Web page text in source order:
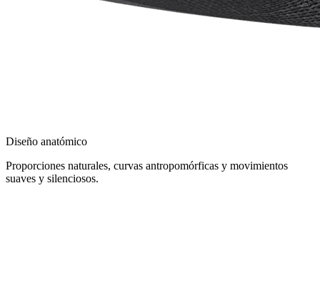
Diseño anatómico
Proporciones naturales, curvas antropomórficas y movimientos
suaves y silenciosos.